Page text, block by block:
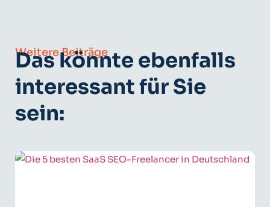
Weitere Beiträge
Das könnte ebenfalls
interessant für Sie
sein: